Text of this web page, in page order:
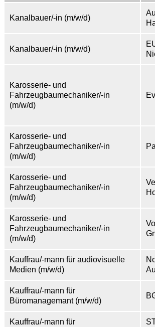
Kanalbauer/-in (m/w/d)
Kanalbauer/-in (m/w/d)
Karosserie- und
Fahrzeugbaumechaniker/-in
(m/w/d)
Karosserie- und
Fahrzeugbaumechaniker/-in
(m/w/d)
Karosserie- und
Fahrzeugbaumechaniker/-in
(m/w/d)
Karosserie- und
Fahrzeugbaumechaniker/-in
(m/w/d)
Kauffrau/-mann für audiovisuelle
Medien (m/w/d)
Kauffrau/-mann für
Büromanagemant (m/w/d)
Kauffrau/-mann für